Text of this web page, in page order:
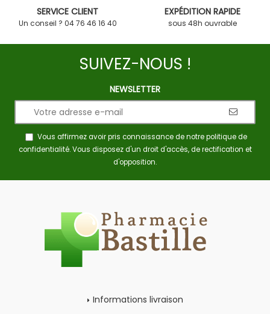
SERVICE CLIENT
Un conseil ? 04 76 46 16 40
EXPÉDITION RAPIDE
sous 48h ouvrable
SUIVEZ-NOUS !
NEWSLETTER
Vous affirmez avoir pris connaissance de notrepolitique de
confidentialité. Vous disposez d'un droit d'accès, de rectification et
d'opposition.
Informations livraison